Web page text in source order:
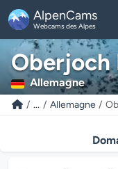
AlpenCams
Webcams des Alpes
Oberjoch
Allemagne
... Allemagne